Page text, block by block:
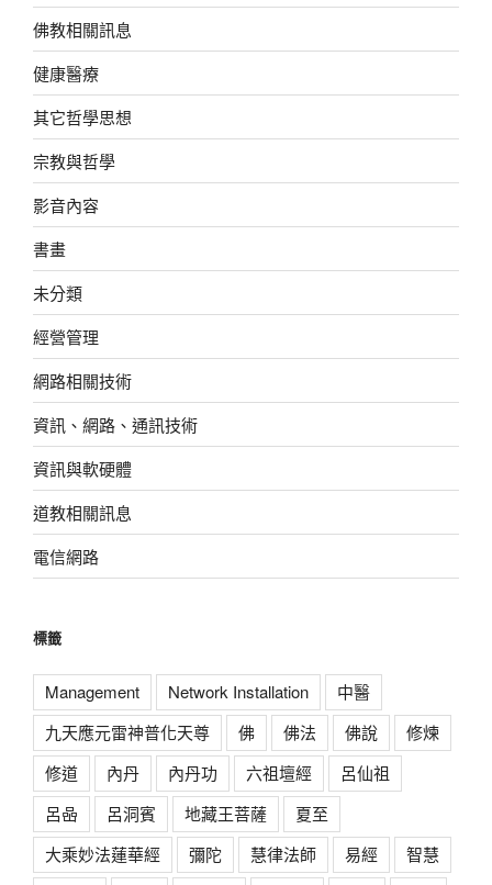
佛教相關訊息
健康醫療
其它哲學思想
宗教與哲學
影音內容
書畫
未分類
經營管理
網路相關技術
資訊、網路、通訊技術
資訊與軟硬體
道教相關訊息
電信網路
標籤
Management Network Installation
中醫
九天應元雷神普化天尊
佛 佛法 佛說
修煉
修道
內丹 內丹功 六祖壇經
呂仙祖
呂喦
呂洞賓 地藏王菩薩
夏至
大乘妙法蓮華經
彌陀 慧律法師 易經
智慧